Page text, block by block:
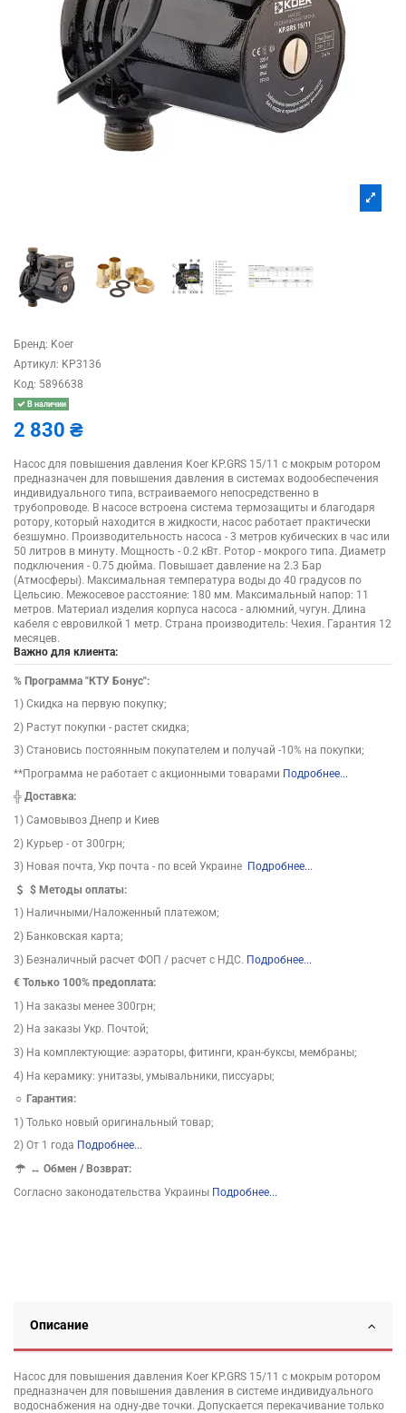
Бренд: Koer
Артикул: KP3136
Код: 5896638
В наличии
2 830 ₴
Насос для повышения давления Koer KP.GRS 15/11 с мокрым ротором
предназначен для повышения давления в системах водообеспечения
индивидуального типа, встраиваемого непосредственно в
трубопроводе. В насосе встроена система термозащиты и благодаря
ротору, который находится в жидкости, насос работает практически
безшумно. Производительность насоса - 3 метров кубических в час или
50 литров в минуту. Мощность - 0.2 кВт. Ротор - мокрого типа. Диаметр
подключения - 0.75 дюйма. Повышает давление на 2.3 Бар
(Атмосферы). Максимальная температура воды до 40 градусов по
Цельсию. Межосевое расстояние: 180 мм. Максимальный напор: 11
метров. Материал изделия корпуса насоса - алюмний, чугун. Длина
кабеля с евровилкой 1 метр. Страна производитель: Чехия. Гарантия 12
месяцев.
Важно для клиента:
% Программа "КТУ Бонус":
1) Скидка на первую покупку;
2) Растут покупки - растет скидка;
3) Становись постоянным покупателем и получай -10% на покупки;
**Программа не работает с акционными товарами Подробнее...
╬ Доставка:
1) Самовывоз Днепр и Киев
2) Курьер - от 300грн;
3) Новая почта, Укр почта - по всей Украине Подробнее...
$Методы оплаты:
1) Наличными/Наложенный платежом;
2) Банковская карта;
3) Безналичный расчет ФОП / расчет с НДС. Подробнее...
€ Только 100% предоплата:
1) На заказы менее 300грн;
2) На заказы Укр. Почтой;
3) На комплектующие: аэраторы, фитинги, кран-буксы, мембраны;
4) На керамику: унитазы, умывальники, писсуары;
☼ Гарантия:
1) Только новый оригинальный товар;
2) От 1 года Подробнее...
↔Обмен / Возврат:
Согласно законодательства Украины Подробнее...
Описание
Насос для повышения давления Koer KP.GRS 15/11 с мокрым ротором
предназначен для повышения давления в системе индивидуального
водоснабжения на одну-две точки. Допускается перекачивание только